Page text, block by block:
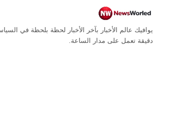
يوافيك عالم الأخبار بآخر الأخبار لحظة بلحظة في
دقيقة تعمل على مدار الساعة.